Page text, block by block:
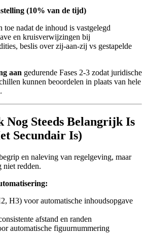
(10% van de tijd)
toe nadat de inhoud is vastgelegd
en kruisverwijzingen bij
beslis over zij-aan-zij vs gestapelde
aan gedurende Fases 2-3 zodat juridische
kunnen beoordelen in plaats van hele
Nog Steeds Belangrijk Is
Secundair Is)
en naleving van regelgeving, maar
niet redden.
H3) voor automatische inhoudsopgave
afstand en randen
automatische figuurnummering